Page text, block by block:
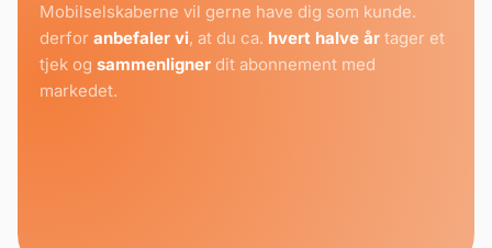
Mobilselskaberne vil gerne have dig som kunde.
derfor anbefaler vi, at du ca. hvert halve år tager et
tjek og sammenligner dit abonnement med
markedet.